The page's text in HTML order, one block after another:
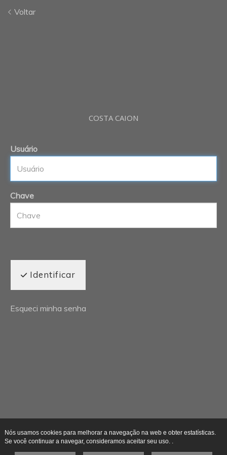
Voltar
COSTA CAION
Usuário
Chave
Identificar
Esqueci minha senha
Nós usamos cookies para melhorar a navegação na web e obter estatísticas.
Se você continuar a navegar, consideramos aceitar seu uso. .